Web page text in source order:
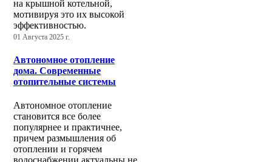
на крышной котельной,
мотивируя это их высокой
эффективностью.
01 Августа 2025 г.
Автономное отопление
дома. Современные
отопительные системы
Автономное отопление
становится все более
популярнее и практичнее,
причем размышления об
отоплении и горячем